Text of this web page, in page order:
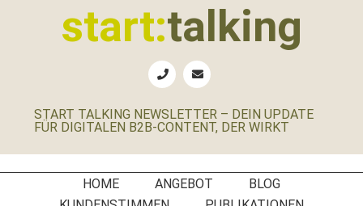
start:talking
B2B-
Social
Media
Manager
START TALKING NEWSLETTER – DEIN UPDATE
FÜR DIGITALEN B2B-CONTENT, DER WIRKT
HOME ANGEBOT
BLOG